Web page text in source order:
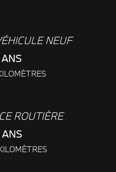
NEUF
ROUTIÈRE